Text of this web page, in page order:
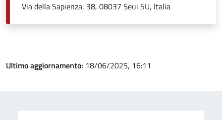
Via della Sapienza, 38, 08037 Seui SU, Italia
Ultimo aggiornamento: 18/06/2025, 16:11